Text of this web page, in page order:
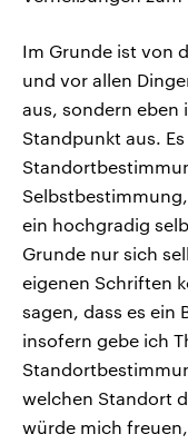
Im Grunde ist von
und vor allen
aus, sondern
Standpunkt aus.
ein hochgradig
Grunde nur sich
eigenen Schriften
sagen, dass es ein
insofern gebe ich
welchen Standort
würde mich